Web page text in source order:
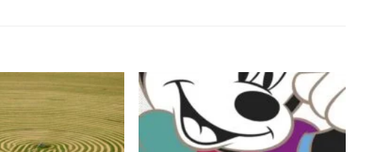
Toevoegen
aan
verlanglijst
Toevoegen
aan
verlanglijst